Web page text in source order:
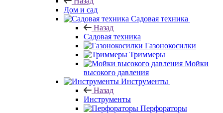
Дом и сад
Садовая техника
Назад
Садовая техника
Газонокосилки
Триммеры
Мойки
высокого давления
Инструменты
Назад
Инструменты
Перфораторы